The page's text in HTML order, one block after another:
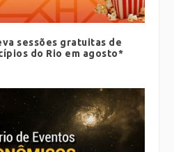
sessões gratuitas de
do Rio em agosto*